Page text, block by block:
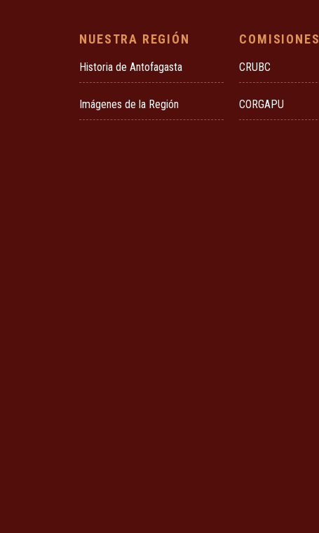
NUESTRA REGIÓN
Historia de Antofagasta
Imágenes de la Región
COMISIONES
CRUBC
CORGAPU